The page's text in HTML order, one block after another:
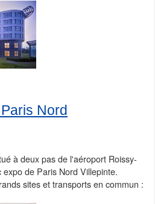
Nord
à deux pas de l'aéroport Roissy-
de Paris Nord Villepinte.
sites et transports en commun :